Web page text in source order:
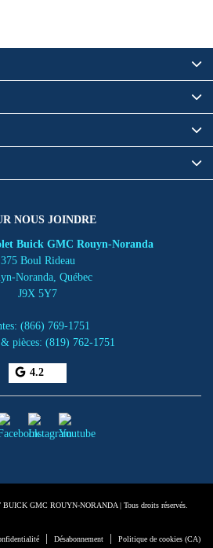
NOUS JOINDRE
Buick GMC Rouyn-Noranda
375 Boul Rideau
Noranda, Québec
J9X 5Y7
(866) 769-1751
pièces: (819) 762-1751
4.2
GMC ROUYN-NORANDA| Tous droits réservés.
Désabonnement Politique de cookies (CA)